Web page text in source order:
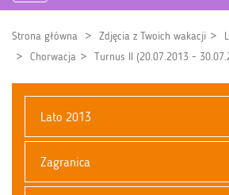
nawigację
Strona główna Zdjęcia z Twoich wakacji
Chorwacja
Turnus II (20.07.2013 -
Lato 2013
Zagranica